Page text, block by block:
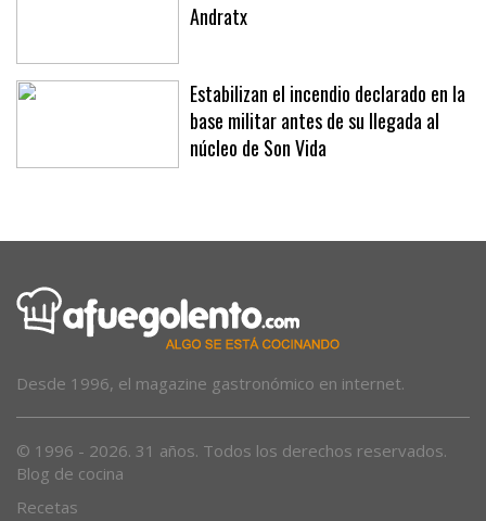
Una ambientada Classic Riders
Estabilizan el incendio declarado en la
base militar antes de su llegada al
Blog de cocina